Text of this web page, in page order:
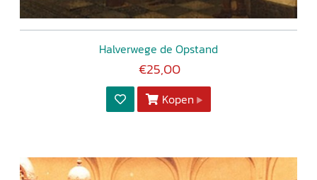
Halverwege de Opstand
€25,00
Kopen